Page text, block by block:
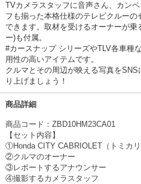
TVカメラスタッフに音声さん、カン
フも揃った本格仕様のテレビクルー
できます。取材を受けるオーナーが
ー)も付属。
#カースナップ シリーズやTLV各車種
用性の高いアイテムです。
クルマとその周辺が映える写真を
り上げましょう！
商品詳細
商品コード：ZBD10HM23CA01
【セット内容】
①Honda CITY CABRIOLET（トミカリ
②クルマのオーナー
③レポートするアナウンサー
④撮影するカメラスタッフ